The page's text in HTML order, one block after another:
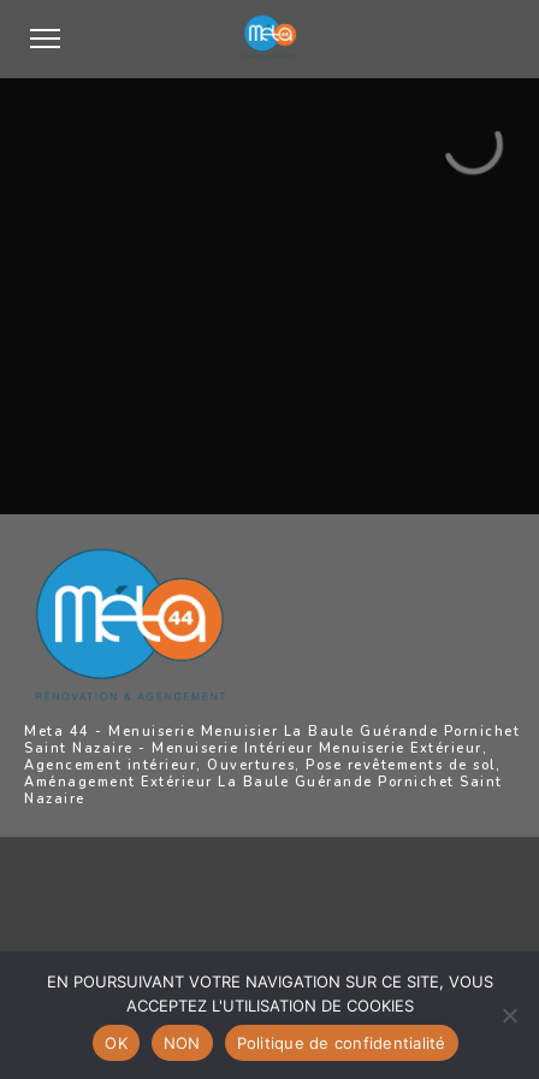
Meta 44 - Menuiserie Menuisier La Baule Guérande Pornichet
Saint Nazaire - Menuiserie Intérieur Menuiserie Extérieur,
Agencement intérieur, Ouvertures, Pose revêtements de sol,
Aménagement Extérieur La Baule Guérande Pornichet Saint
Nazaire
EN POURSUIVANT VOTRE NAVIGATION SUR CE SITE, VOUS
ACCEPTEZ L'UTILISATION DE COOKIES
OK
NON Politique de confidentialité